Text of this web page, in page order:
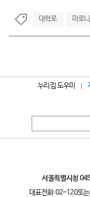
대학로 마로
누리집 도우미
서울특별시청
대표전화:02-120또는